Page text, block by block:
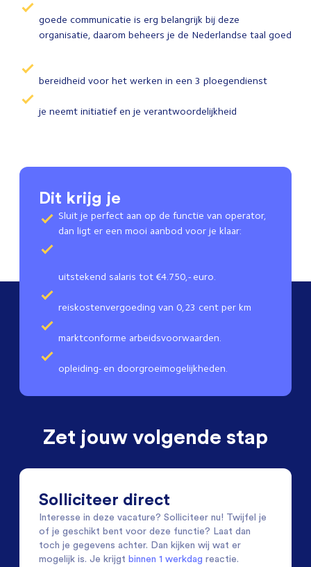
goede communicatie is erg belangrijk bij deze
organisatie, daarom beheers je de Nederlandse taal goed
bereidheid voor het werken in een 3 ploegendienst
je neemt initiatief en je verantwoordelijkheid
Dit krijg je
Sluit je perfect aan op de functie van operator,
dan ligt er een mooi aanbod voor je klaar:
uitstekend salaris tot €4.750,- euro.
reiskostenvergoeding van 0,23 cent per km
marktconforme arbeidsvoorwaarden.
opleiding- en doorgroeimogelijkheden.
Zet jouw volgende stap
Solliciteer direct
Interesse in deze vacature? Solliciteer nu! Twijfel je
of je geschikt bent voor deze functie? Laat dan
toch je gegevens achter. Dan kijken wij wat er
mogelijk is. Je krijgt binnen 1 werkdag reactie.